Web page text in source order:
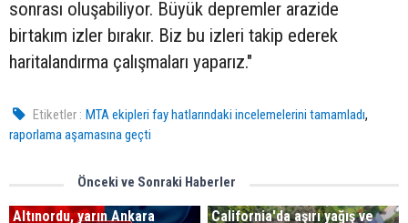
sonrası oluşabiliyor. Büyük depremler arazide
birtakım izler bırakır. Biz bu izleri takip ederek
haritalandırma çalışmaları yaparız."
Etiketler : MTA ekipleri fay hatlarındaki incelemelerini tamamladı,
raporlama aşamasına geçti
Önceki ve Sonraki Haberler
Altınordu, yarın Ankara
California'da aşırı yağış ve